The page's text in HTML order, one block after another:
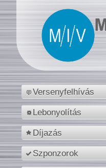
Versenyfelhívás
Lebonyolítás
Díjazás
Szponzorok